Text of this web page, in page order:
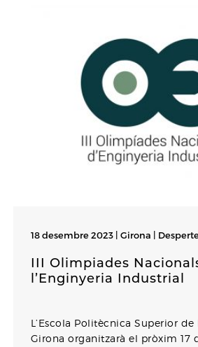
18 desembre 2023 | Girona |
III Olimpiades
l’Enginyeria Industrial
L’Escola Politècnica Superior
Girona organitzarà el pròxim 17